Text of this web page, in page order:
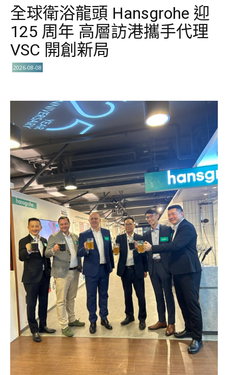
全球衛浴龍頭 Hansgrohe 迎
125 周年 高層訪港攜手代理
VSC 開創新局
2026-08-08